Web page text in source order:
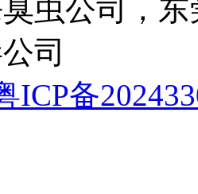
虫公司，
司
ICP备